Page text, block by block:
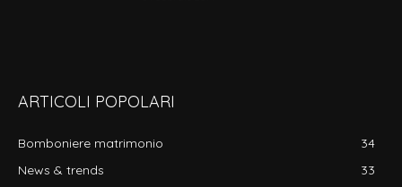
ARTICOLI POPOLARI
Bomboniere matrimonio
34
News & trends
33